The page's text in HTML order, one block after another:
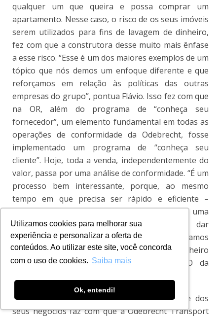
Utilizamos cookies para melhorar sua
experiência e personalizar a oferta de
conteúdos. Ao utilizar este site, você concorda
com o uso de cookies. Saiba mais
Ok, entendi!
qualquer um que queira e possa comprar um
apartamento. Nesse caso, o risco de os seus imóveis
serem utilizados para fins de lavagem de dinheiro,
fez com que a construtora desse muito mais ênfase
a esse risco. “Esse é um dos maiores exemplos de um
tópico que nós demos um enfoque diferente e que
reforçamos em relação às políticas das outras
empresas do grupo”, pontua Flávio. Isso fez com que
na OR, além do programa de “conheça seu
fornecedor”, um elemento fundamental em todas as
operações de conformidade da Odebrecht, fosse
implementado um programa de “conheça seu
cliente”. Hoje, toda a venda, independentemente do
valor, passa por uma análise de conformidade. “É um
processo bem interessante, porque, ao mesmo
tempo em que precisa ser rápido e eficiente –
porque eu não posso perder uma venda por uma
ineficiência na minha área –, eu preciso dar
segurança para a empresa que nós estamos
negociando com alguém que não irá lavar dinheiro
usando a nossa operação”, explica o CCO da
A peculiaridade da composição da empresa e dos
seus negócios faz com que a Odebrecht Transport